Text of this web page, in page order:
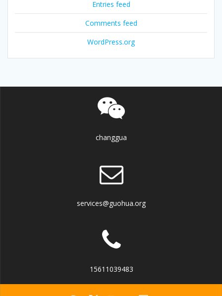
Entries feed
Comments feed
WordPress.org
changgua
services@guohua.org
15611039483